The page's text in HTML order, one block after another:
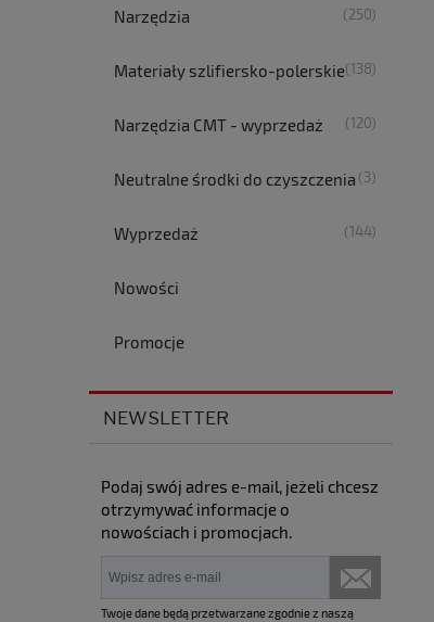
Narzędzia (250)
Materiały szlifiersko-polerskie(138)
Narzędzia CMT - wyprzedaż (120)
Neutralne środki do czyszczenia (3)
Wyprzedaż (144)
Nowości
Promocje
NEWSLETTER
Podaj swój adres e-mail, jeżeli chcesz
otrzymywać informacje o
nowościach i promocjach.
Twoje dane będą przetwarzane zgodnie z naszą